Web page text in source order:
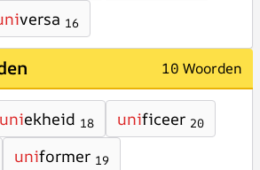
versa 16
10 Woorden
uniekheid 18 unificeer 20
uniformer 19